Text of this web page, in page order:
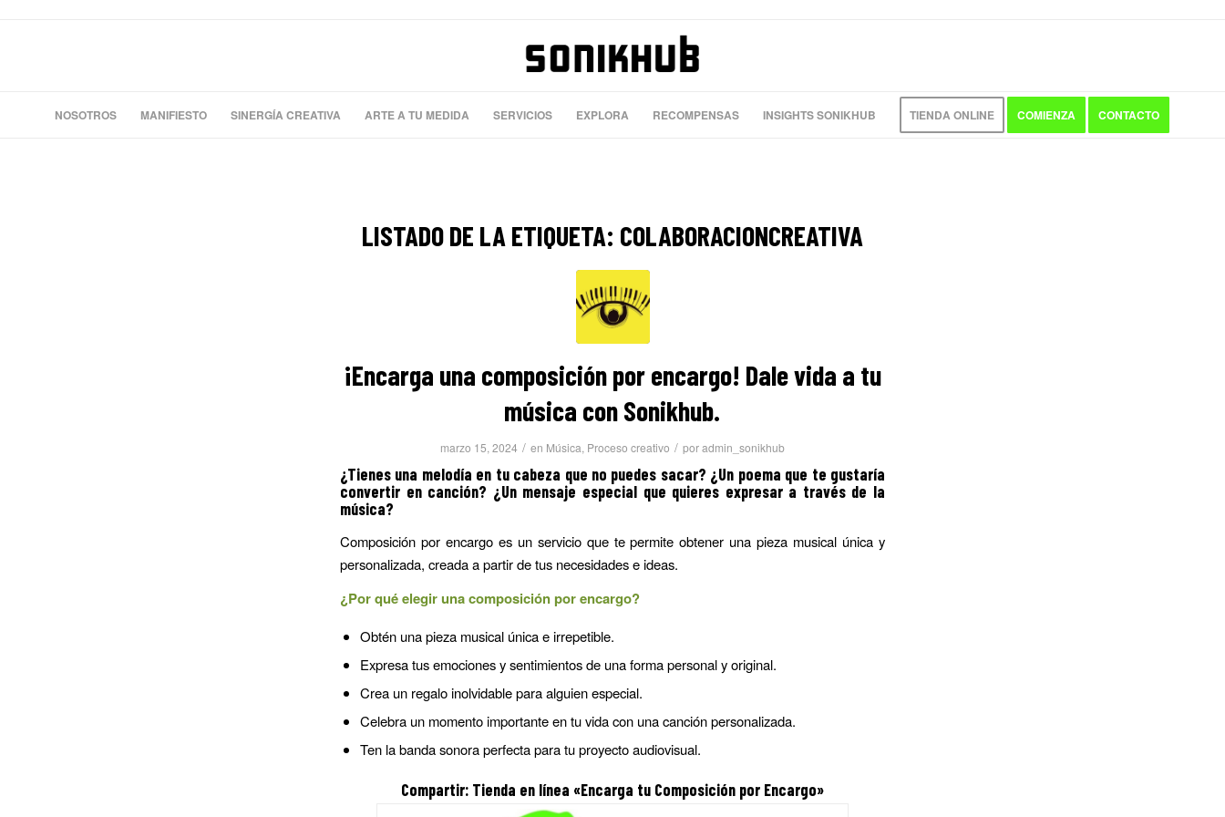
NOSOTROS MANIFIESTO SINERGÍA CREATIVA ARTE A TU MEDIDA SERVICIOS EXPLORA RECOMPENSAS INSIGHTS SONIKHUB TIENDA ONLINE COMIENZA CONTACTO
LISTADO DE LA ETIQUETA: COLABORACIONCREATIVA
¡Encarga una composición por encargo! Dale vida a tu
música con Sonikhub.
marzo 15, 2024 / en Música, Proceso creativo / poradmin_sonikhub
¿Tienes una melodía en tu cabeza que no puedes sacar? ¿Un poema que te gustaría
convertir en canción? ¿Un mensaje especial que quieres expresar a través de la
música?
Composición por encargo es un servicio que te permite obtener una pieza musical única y
personalizada, creada a partir de tus necesidades e ideas.
¿Por qué elegir una composición por encargo?
Obtén una pieza musical única e irrepetible.
Expresa tus emociones y sentimientos de una forma personal y original.
Crea un regalo inolvidable para alguien especial.
Celebra un momento importante en tu vida con una canción personalizada.
Ten la banda sonora perfecta para tu proyecto audiovisual.
Compartir: Tienda en línea «Encarga tu Composición por Encargo»